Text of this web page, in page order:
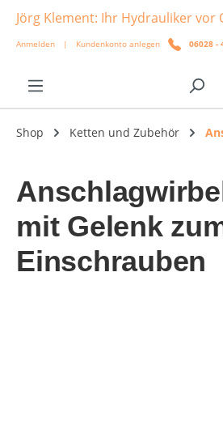
springen
Jörg Klement: Ihr Hydrauliker vor
Anmelden | Kundenkonto anlegen 06028 -
Shop Ketten und Zubehör
mit Gelenk
Einschrauben